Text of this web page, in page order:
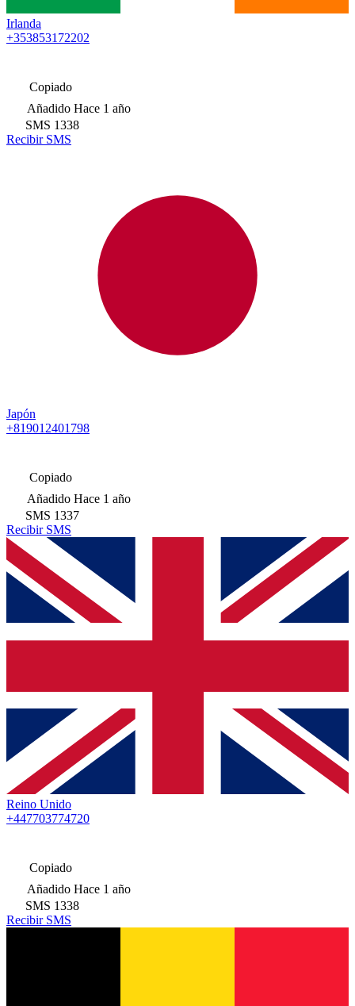
Irlanda
+353853172202
Copiado
Añadido Hace 1 año
SMS 1338
Recibir SMS
Japón
+819012401798
Copiado
Añadido Hace 1 año
SMS 1337
Recibir SMS
Reino Unido
+447703774720
Copiado
Añadido Hace 1 año
SMS 1338
Recibir SMS